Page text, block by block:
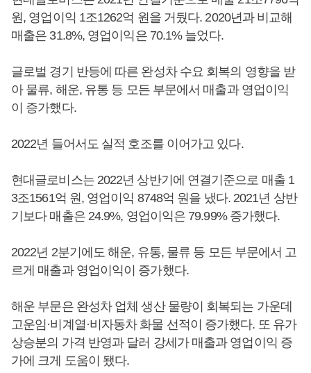
원, 영업이익 1조1262억 원을 거뒀다. 2020년과 비교해
매출은 31.8%, 영업이익은 70.1% 늘었다.
글로벌 경기 반등에 따른 완성차 수요 회복의 영향을 받
아 물류, 해운, 유통 등 모든 부문에서 매출과 영업이익
이 증가했다.
2022년 들어서도 실적 호조를 이어가고 있다.
현대글로비스는 2022년 상반기에 연결기준으로 매출 1
3조1561억 원, 영업이익 8748억 원을 냈다. 2021년 상반
기보다 매출은 24.9%, 영업이익은 79.99% 증가했다.
2022년 2분기에도 해운, 유통, 물류 등 모든 부문에서 고
르게 매출과 영업이익이 증가했다.
해운 부문은 완성차 업체 생산 물량이 회복되는 가운데
고운임·비계열·비자동차 화물 선적이 증가했다. 또 유가
상승분의 가격 반영과 달러 강세가 매출과 영업이익 증
가에 크게 도움이 됐다.